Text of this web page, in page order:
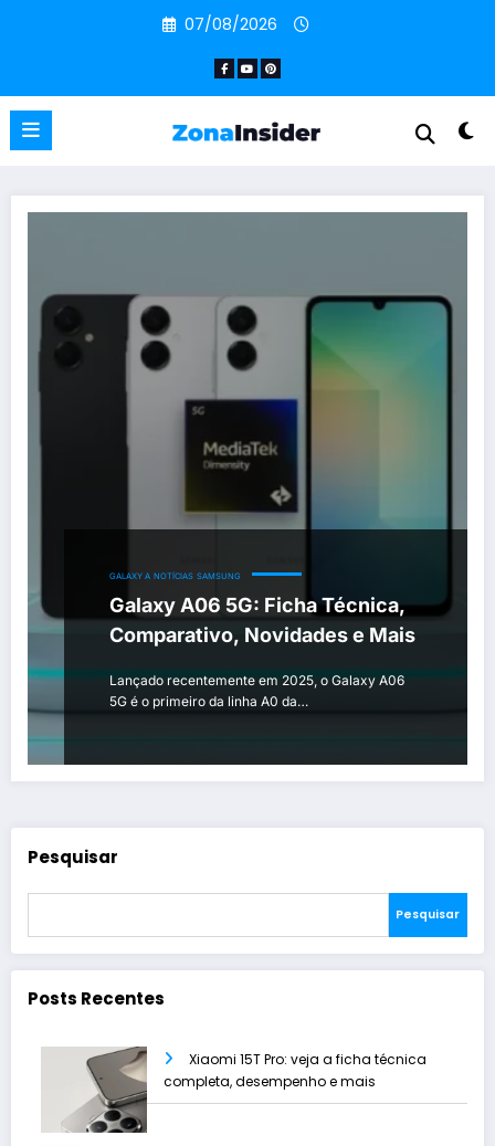
07/08/2026
GALAXY A NOTÍCIAS SAMSUNG
Galaxy A06 5G: Ficha Técnica,
Comparativo, Novidades e Mais
Lançado recentemente em 2025, o Galaxy A06
5G é o primeiro da linha A0 da…
Pesquisar
Pesquisar
Posts Recentes
Xiaomi 15T Pro: veja a ficha técnica
completa, desempenho e mais